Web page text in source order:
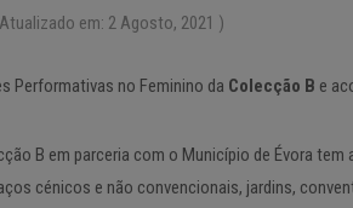
em: 2 Agosto, 2021 )
Performativas no Feminino da Colecção B e
B em parceria com o Município de Évora
cénicos e não convencionais, jardins,